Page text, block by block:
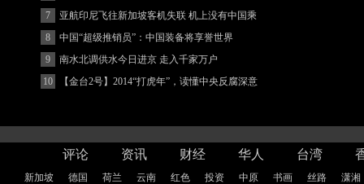
(图)
7
亚航印尼飞往新加坡客机失联 机上没有中国乘
客
8
中国“超级推销员”：中国装备将享誉世界
9
南水北调供水今日进京 走入千家万户
10
【金台2号】2014“打虎年”，读懂中央反腐深意
评论 资讯 财经 华人 台湾
新加坡 德国 荷兰 云南 红色 投资 中原 书画 丝路 潇湘